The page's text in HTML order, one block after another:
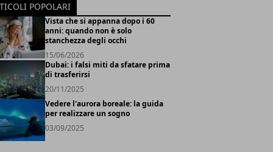
POPOLARI
Vista che si appanna dopo i 60
anni: quando non è solo
stanchezza degli occhi
15/06/2026
Dubai: i falsi miti da sfatare prima
di trasferirsi
20/11/2025
Vedere l'aurora boreale: la guida
per realizzare un sogno
03/09/2025